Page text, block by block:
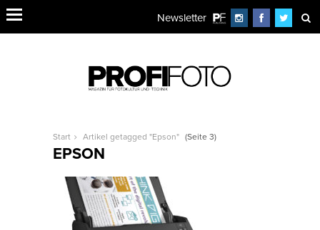
Newsletter
Start Artikel getagged "Epson" (Seite 3)
EPSON